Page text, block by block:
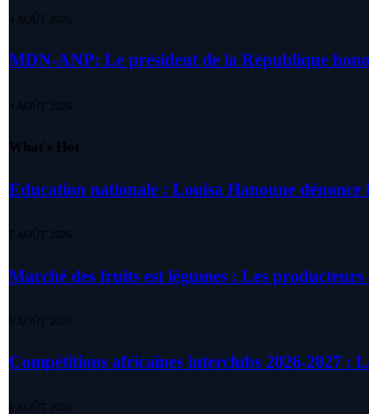
4 AOÛT 2026
MDN-ANP: Le président de la République
4 AOÛT 2026
What's Hot
Education nationale : Louisa Hanoune dénonce
7 AOÛT 2026
Marché des fruits est légumes : Les
6 AOÛT 2026
Compétitions africaines interclubs 2026-2027 :
6 AOÛT 2026